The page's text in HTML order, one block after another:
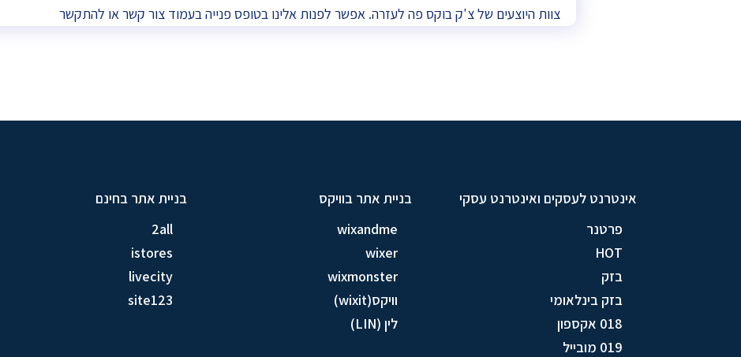
צוות היוצעים של צ'ק בוקס פה לעזרה. אפשר לפנות אלינו בטופס פנייה בעמוד צור קשר או להתקשר
אינטרנט לעסקים ואינטרנט עסקי
פרטנר
HOT
בזק
בזק בינלאומי
018 אקספון
019 מובייל
בניית אתר בוויקס
wixandme
wixer
wixmonster
וויקס(wixit)
לין (LIN)
בניית אתר בחינם
2all
istores
livecity
site123